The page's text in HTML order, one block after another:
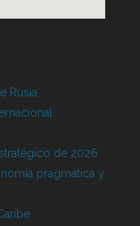
Rusia
de 2026
pragmática y